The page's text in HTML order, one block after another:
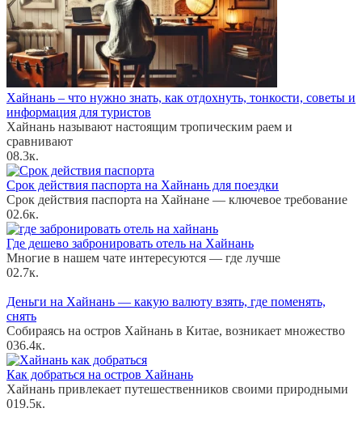
Хайнань – что нужно знать, как отдохнуть, тонкости, советы и
информация для туристов
Хайнань называют настоящим тропическим раем и
сравнивают
08.3к.
Срок действия паспорта на Хайнань для поездки
Срок действия паспорта на Хайнане — ключевое требование
02.6к.
Где дешево забронировать отель на Хайнань
Многие в нашем чате интересуются — где лучше
02.7к.
Деньги на Хайнань — какую валюту взять, где поменять,
снять
Собираясь на остров Хайнань в Китае, возникает множество
036.4к.
Как добраться на остров Хайнань
Хайнань привлекает путешественников своими природными
019.5к.